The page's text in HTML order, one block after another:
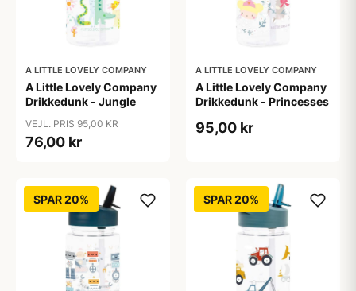
A LITTLE LOVELY COMPANY
A Little Lovely Company
Drikkedunk - Jungle
VEJL. PRIS 95,00 KR
76,00 kr
A LITTLE LOVELY COMPANY
A Little Lovely Company
Drikkedunk - Princesses
95,00 kr
SPAR 20% SPAR 20%